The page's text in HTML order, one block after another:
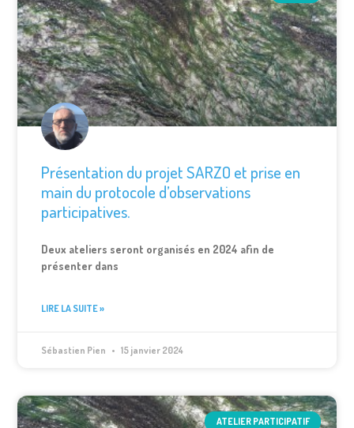
Présentation du projet SARZO et prise en
main du protocole d’observations
participatives.
Deux ateliers seront organisés en 2024 afin de
présenter dans
LIRE LA SUITE »
Sébastien Pien 15 janvier 2024
ATELIER PARTICIPATIF